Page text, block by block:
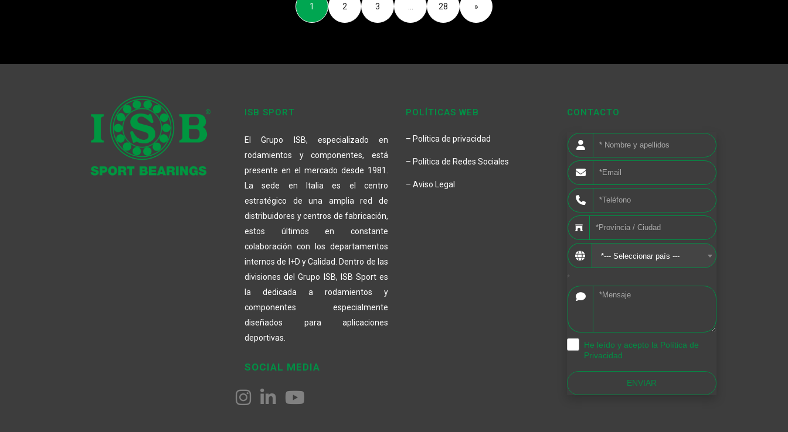
1 2 3 28 »
ISB SPORT
El Grupo ISB, especializado en
rodamientos y componentes, está
presente en el mercado desde 1981.
La sede en Italia es el centro
estratégico de una amplia red de
distribuidores y centros de fabricación,
estos últimos en constante
colaboración con los departamentos
internos de I+D y Calidad. Dentro de las
divisiones del Grupo ISB, ISB Sport es
la dedicada a rodamientos y
componentes especialmente
diseñados para aplicaciones
deportivas.
SOCIAL MEDIA
POLÍTICAS WEB
– Política de privacidad
– Política de Redes Sociales
– Aviso Legal
CONTACTO
*--- Seleccionar país ---
*
He leído y acepto la Política de
Privacidad
ENVIAR